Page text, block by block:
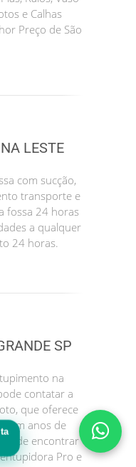
e Calhas
Preço de São
LESTE
com sucção,
transporte e
fossa 24 horas
a qualquer
24 horas.
SP
na
contatar a
que oferece
tem anos de
pode encontrar
Pro e